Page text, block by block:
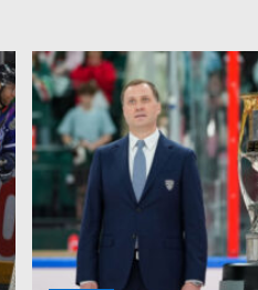
прошедший
чемпионат
мира
по
хоккею
без
России
деградацией